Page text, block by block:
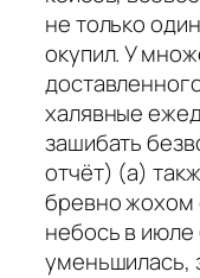
не только
окупил. У
халявные
зашибать
отчёт) (а)
бревно жохом
небось в июле
уменьшилась,